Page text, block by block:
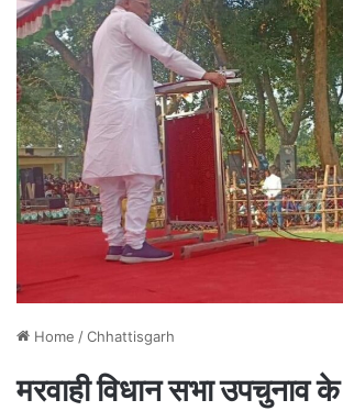
Home /Chhattisgarh
मरवाही विधान सभा उपचुनाव